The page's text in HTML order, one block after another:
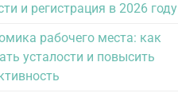
и регистрация в 2026 году
рабочего места: как
усталости и повысить